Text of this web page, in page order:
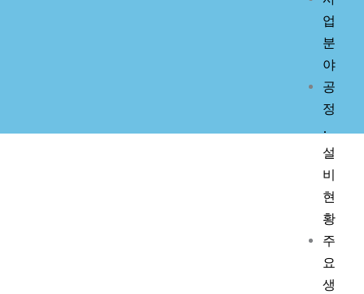
업
분
야
공
정
·
설
비
현
황
주
요
생